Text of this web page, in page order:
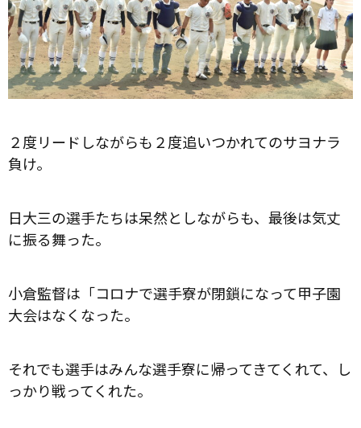
２度リードしながらも２度追いつかれてのサヨナラ
負け。
日大三の選手たちは呆然としながらも、最後は気丈
に振る舞った。
小倉監督は「コロナで選手寮が閉鎖になって甲子園
大会はなくなった。
それでも選手はみんな選手寮に帰ってきてくれて、し
っかり戦ってくれた。